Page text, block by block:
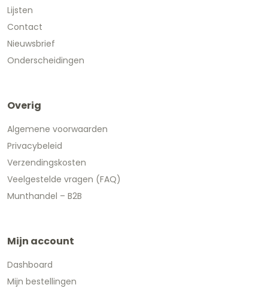
Lijsten
Contact
Nieuwsbrief
Onderscheidingen
Overig
Algemene voorwaarden
Privacybeleid
Verzendingskosten
Veelgestelde vragen (FAQ)
Munthandel – B2B
Mijn account
Dashboard
Mijn bestellingen